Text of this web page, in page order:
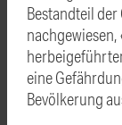
Bestandteil
eine
Bevölkerung